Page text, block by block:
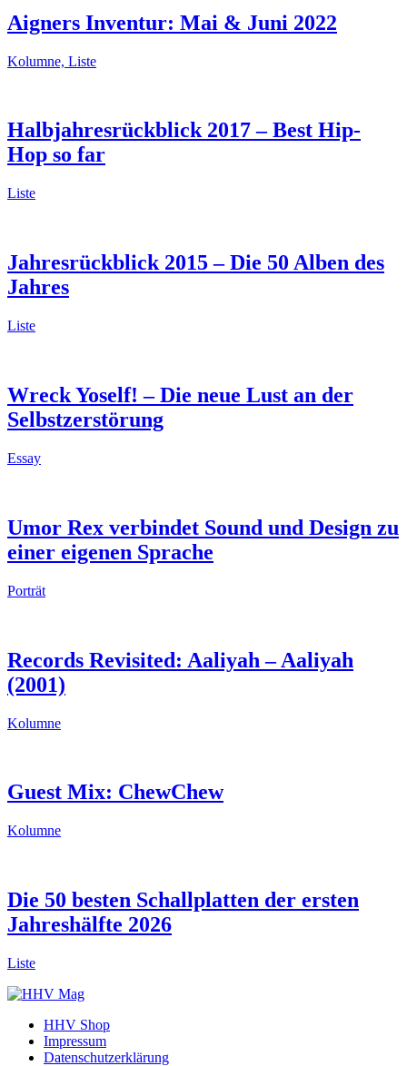
Aigners Inventur: Mai & Juni 2022
Kolumne, Liste
Halbjahresrückblick 2017 – Best Hip-
Hop so far
Liste
Jahresrückblick 2015 – Die 50 Alben des
Jahres
Liste
Wreck Yoself! – Die neue Lust an der
Selbstzerstörung
Essay
Umor Rex verbindet Sound und Design zu
einer eigenen Sprache
Porträt
Records Revisited: Aaliyah – Aaliyah
(2001)
Kolumne
Guest Mix: ChewChew
Kolumne
Die 50 besten Schallplatten der ersten
Jahreshälfte 2026
Liste
HHV Shop
Impressum
Datenschutzerklärung